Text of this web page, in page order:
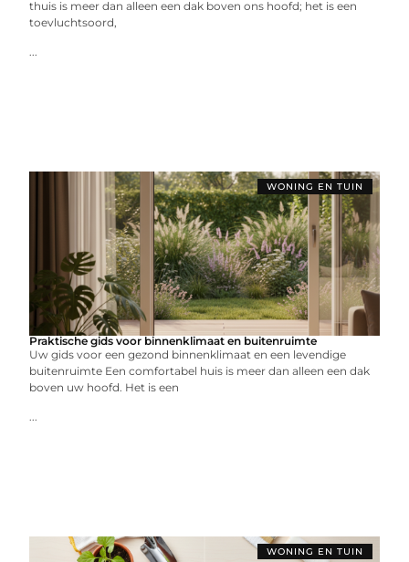
thuis is meer dan alleen een dak boven ons hoofd; het is een
toevluchtsoord,
...
WONING EN TUIN
Praktische gids voor binnenklimaat en buitenruimte
Uw gids voor een gezond binnenklimaat en een levendige
buitenruimte Een comfortabel huis is meer dan alleen een dak
boven uw hoofd. Het is een
...
WONING EN TUIN